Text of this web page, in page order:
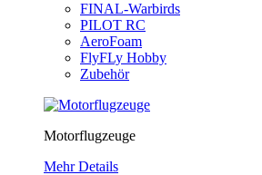
FINAL-Warbirds
PILOT RC
AeroFoam
FlyFLy Hobby
Zubehör
Motorflugzeuge
Mehr Details